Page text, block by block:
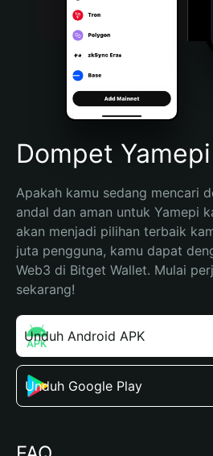
Português (Brasil)
Español (Argentina)
Dompet Yamepi
Apakah kamu sedang mencari
andal dan aman untuk Yamepi
akan menjadi pilihan terbaik
juta pengguna, kamu dapat
Web3 di Bitget Wallet. Mulai
sekarang!
Unduh Android APK
Unduh Google Play